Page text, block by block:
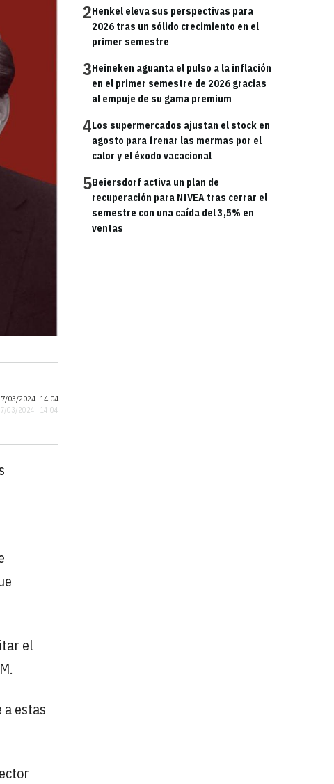
2Henkel eleva sus perspectivas para
2026 tras un sólido crecimiento en el
primer semestre
3Heineken aguanta el pulso a la inflación
en el primer semestre de 2026 gracias
al empuje de su gama premium
4Los supermercados ajustan el stock en
agosto para frenar las mermas por el
calor y el éxodo vacacional
5Beiersdorf activa un plan de
recuperación para NIVEA tras cerrar el
semestre con una caída del 3,5% en
ventas
03/2024 ·14:04
03/2024 · 14:04
el
estas